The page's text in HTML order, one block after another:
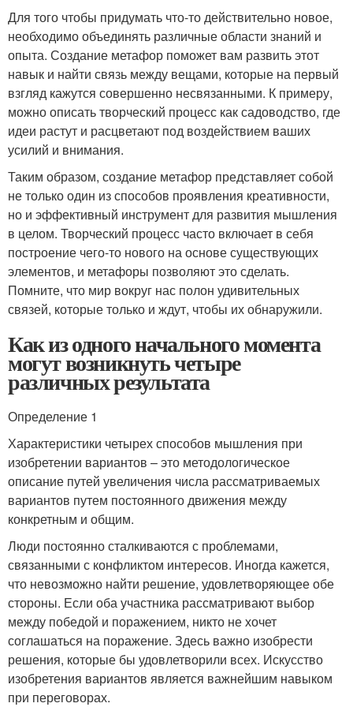
Для того чтобы придумать что-то действительно новое,
необходимо объединять различные области знаний и
опыта. Создание метафор поможет вам развить этот
навык и найти связь между вещами, которые на первый
взгляд кажутся совершенно несвязанными. К примеру,
можно описать творческий процесс как садоводство, где
идеи растут и расцветают под воздействием ваших
усилий и внимания.
Таким образом, создание метафор представляет собой
не только один из способов проявления креативности,
но и эффективный инструмент для развития мышления
в целом. Творческий процесс часто включает в себя
построение чего-то нового на основе существующих
элементов, и метафоры позволяют это сделать.
Помните, что мир вокруг нас полон удивительных
связей, которые только и ждут, чтобы их обнаружили.
Как из одного начального момента
могут возникнуть четыре
различных результата
Определение 1
Характеристики четырех способов мышления при
изобретении вариантов – это методологическое
описание путей увеличения числа рассматриваемых
вариантов путем постоянного движения между
конкретным и общим.
Люди постоянно сталкиваются с проблемами,
связанными с конфликтом интересов. Иногда кажется,
что невозможно найти решение, удовлетворяющее обе
стороны. Если оба участника рассматривают выбор
между победой и поражением, никто не хочет
соглашаться на поражение. Здесь важно изобрести
решения, которые бы удовлетворили всех. Искусство
изобретения вариантов является важнейшим навыком
при переговорах.